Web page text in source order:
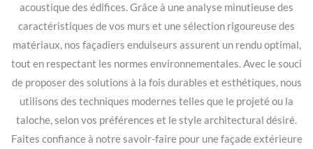
acoustique des édifices. Grâce à une analyse minutieuse des
caractéristiques de vos murs et une sélection rigoureuse des
matériaux, nos façadiers enduiseurs assurent un rendu optimal,
tout en respectant les normes environnementales. Avec le souci
de proposer des solutions à la fois durables et esthétiques, nous
utilisons des techniques modernes telles que le projeté ou la
taloche, selon vos préférences et le style architectural désiré.
Faites confiance à notre savoir-faire pour une façade extérieure